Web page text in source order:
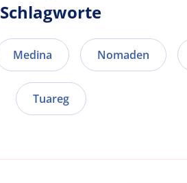
Schlagworte
Medina Nomaden
Tuareg